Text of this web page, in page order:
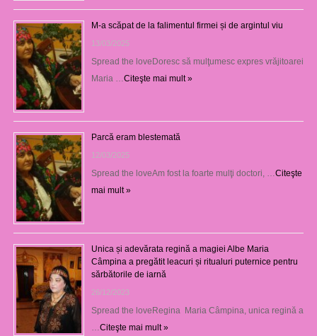
M-a scăpat de la falimentul firmei și de argintul viu
13/03/2025
Spread the loveDoresc să mulţumesc expres vrăjitoarei
Maria …Citeşte mai mult »
Parcă eram blestemată
12/03/2025
Spread the loveAm fost la foarte mulţi doctori, …Citeşte
mai mult »
Unica și adevărata regină a magiei Albe Maria
Câmpina a pregătit leacuri și ritualuri puternice pentru
sărbătorile de iarnă
26/12/2023
Spread the loveRegina Maria Câmpina, unica regină a
…Citeşte mai mult »